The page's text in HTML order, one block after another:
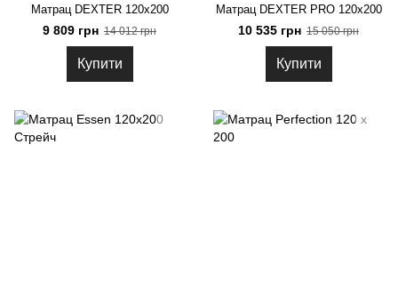
Матрац DEXTER 120x200
9 809 грн 14 012 грн
Купити
Матрац DEXTER PRO 120x200
10 535 грн 15 050 грн
Купити